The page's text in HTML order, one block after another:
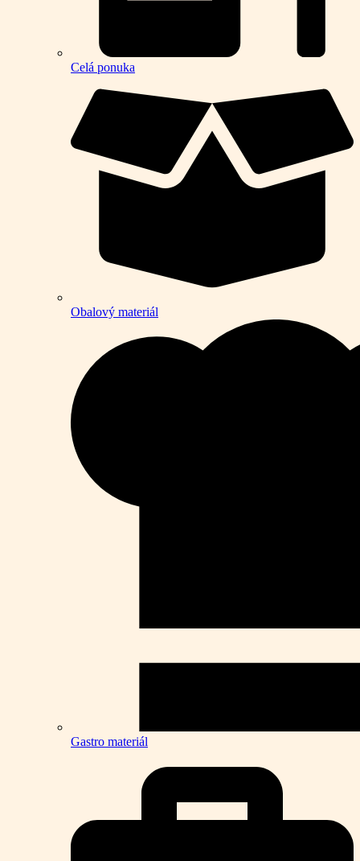
Celá ponuka
Obalový materiál
Gastro materiál